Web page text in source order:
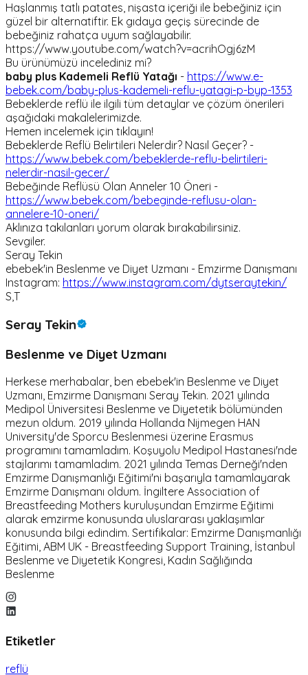
Haşlanmış tatlı patates, nişasta içeriği ile bebeğiniz için
güzel bir alternatiftir. Ek gıdaya geçiş sürecinde de
bebeğiniz rahatça uyum sağlayabilir.
https://www.youtube.com/watch?v=acrihOgj6zM
Bu ürünümüzü incelediniz mi?
baby plus Kademeli Reflü Yatağı - https://www.e-
bebek.com/baby-plus-kademeli-reflu-yatagi-p-byp-1353
Bebeklerde reflü ile ilgili tüm detaylar ve çözüm önerileri
aşağıdaki makalelerimizde.
Hemen incelemek için tıklayın!
Bebeklerde Reflü Belirtileri Nelerdir? Nasıl Geçer? -
https://www.bebek.com/bebeklerde-reflu-belirtileri-
nelerdir-nasil-gecer/
Bebeğinde Reflüsü Olan Anneler 10 Öneri -
https://www.bebek.com/bebeginde-reflusu-olan-
annelere-10-oneri/
Aklınıza takılanları yorum olarak bırakabilirsiniz.
Sevgiler.
Seray Tekin
ebebek'in Beslenme ve Diyet Uzmanı - Emzirme Danışmanı
Instagram: https://www.instagram.com/dytseraytekin/
S,T
Seray Tekin
Beslenme ve Diyet Uzmanı
Herkese merhabalar, ben ebebek'in Beslenme ve Diyet
Uzmanı, Emzirme Danışmanı Seray Tekin. 2021 yılında
Medipol Üniversitesi Beslenme ve Diyetetik bölümünden
mezun oldum. 2019 yılında Hollanda Nijmegen HAN
University'de Sporcu Beslenmesi üzerine Erasmus
programını tamamladım. Koşuyolu Medipol Hastanesi'nde
stajlarımı tamamladım. 2021 yılında Temas Derneği'nden
Emzirme Danışmanlığı Eğitimi'ni başarıyla tamamlayarak
Emzirme Danışmanı oldum. İngiltere Association of
Breastfeeding Mothers kuruluşundan Emzirme Eğitimi
alarak emzirme konusunda uluslararası yaklaşımlar
konusunda bilgi edindim. Sertifikalar: Emzirme Danışmanlığı
Eğitimi, ABM UK - Breastfeeding Support Training, İstanbul
Beslenme ve Diyetetik Kongresi, Kadın Sağlığında
Beslenme
Etiketler
reflü